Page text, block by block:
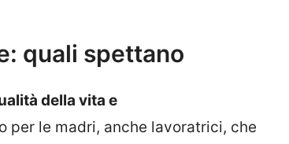
quali spettano
della vita e
per le madri, anche lavoratrici, che